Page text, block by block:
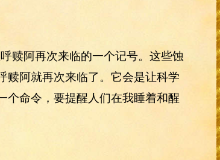
赎阿再次来临的一个记号。这些蚀
赎阿就再次来临了。它会是让科学
个命令，要提醒人们在我睡着和醒